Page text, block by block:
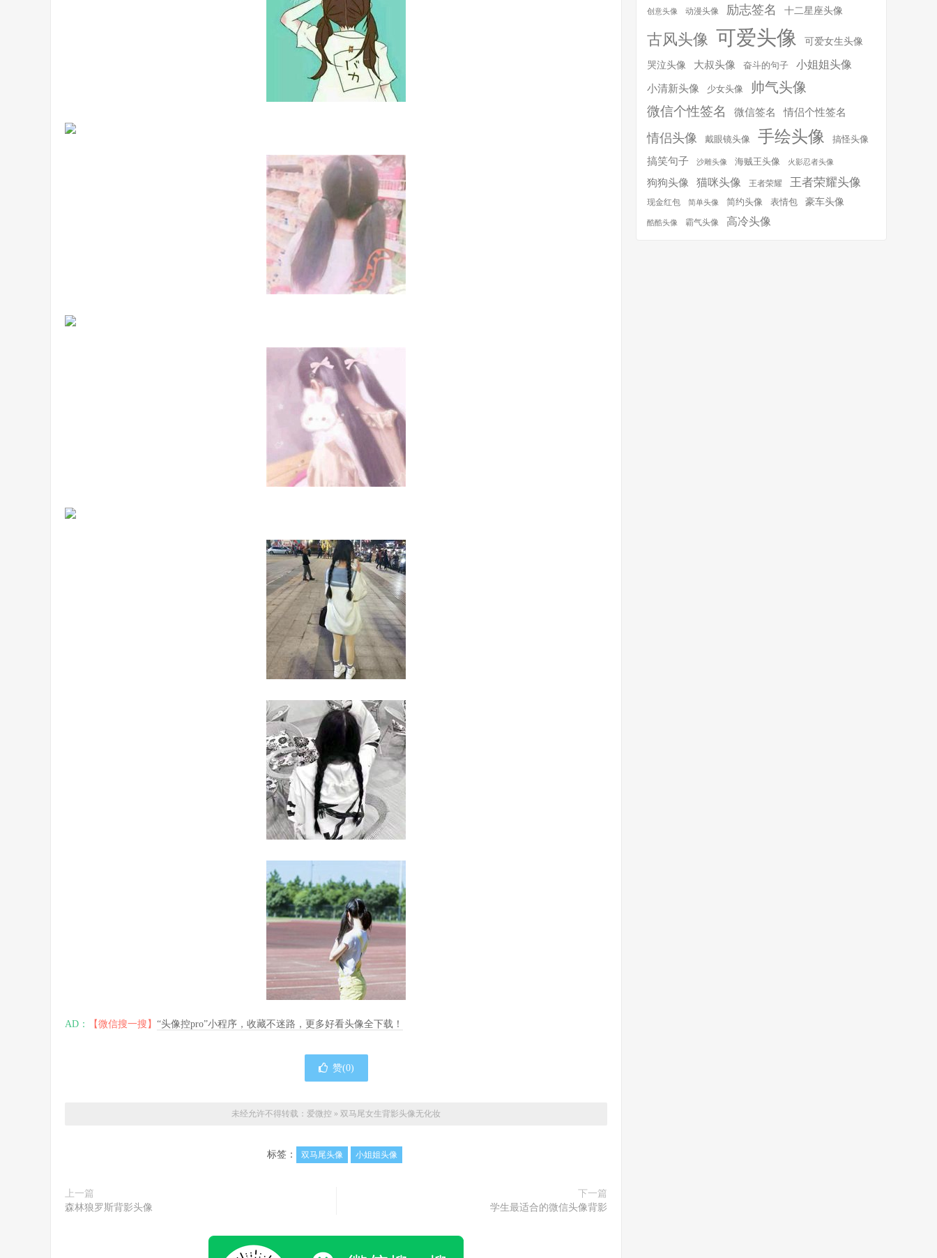
AD： 【微信搜一搜】 “头像控pro”小程序，收藏不迷路，更多好看头像全下载！
赞(0)
未经允许不得转载： 爱微控 » 双马尾女生背影头像无化妆
标签： 双马尾头像 小姐姐头像
上一篇
森林狼罗斯背影头像
下一篇
学生最适合的微信头像背影
创意头像 动漫头像 励志签名 十二星座头像
古风头像 可爱头像 可爱女生头像
哭泣头像 大叔头像 奋斗的句子 小姐姐头像
小清新头像 少女头像 帅气头像
微信个性签名 微信签名 情侣个性签名
情侣头像 戴眼镜头像 手绘头像 搞怪头像
搞笑句子 沙雕头像 海贼王头像 火影忍者头像
狗狗头像 猫咪头像 王者荣耀 王者荣耀头像
现金红包 简单头像 简约头像 表情包 豪车头像
酷酷头像 霸气头像 高冷头像